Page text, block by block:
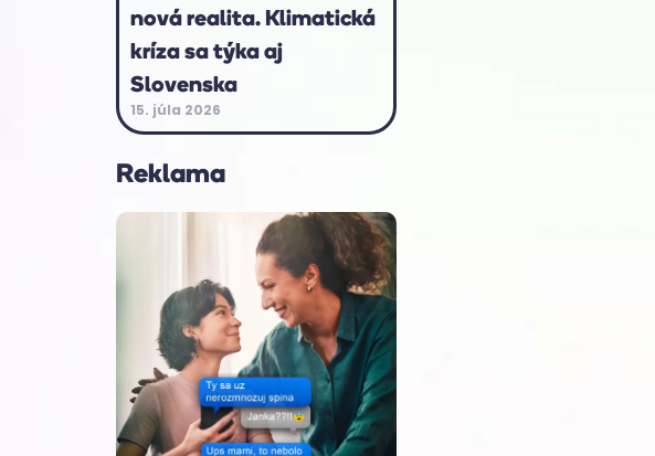
nová realita. Klimatická
kríza sa týka aj
Slovenska
15. júla 2026
Reklama